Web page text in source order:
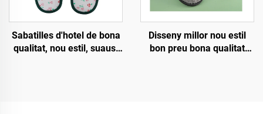
Sabatilles d'hotel de bona
qualitat, nou estil, suaus,
Disseny millor nou estil
bon preu bona qualitat